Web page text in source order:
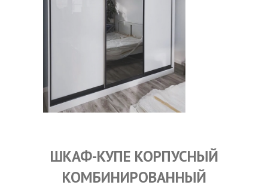
ШКАФ-КУПЕ КОРПУСНЫЙ
КОМБИНИРОВАННЫЙ